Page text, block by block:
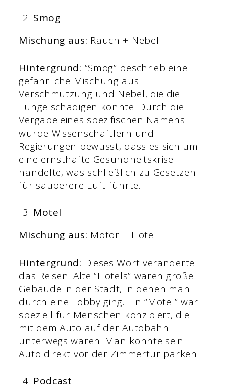
Smog
Mischung aus: Rauch + Nebel
Hintergrund: “Smog” beschrieb eine
gefährliche Mischung aus
Verschmutzung und Nebel, die die
Lunge schädigen konnte. Durch die
Vergabe eines spezifischen Namens
wurde Wissenschaftlern und
Regierungen bewusst, dass es sich um
eine ernsthafte Gesundheitskrise
handelte, was schließlich zu Gesetzen
für sauberere Luft führte.
Motel
Mischung aus: Motor + Hotel
Hintergrund: Dieses Wort veränderte
das Reisen. Alte “Hotels” waren große
Gebäude in der Stadt, in denen man
durch eine Lobby ging. Ein “Motel” war
speziell für Menschen konzipiert, die
mit dem Auto auf der Autobahn
unterwegs waren. Man konnte sein
Auto direkt vor der Zimmertür parken.
Podcast